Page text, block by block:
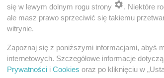
verification check.
się w lewym dolnym rogu strony
. Niektóre
ale masz prawo sprzeciwić się takiemu
witrynie.
Zapoznaj się z poniższymi informacjami, abyś
internetowych. Szczegółowe informacje
Prywatności i Cookies oraz po kliknięciu w